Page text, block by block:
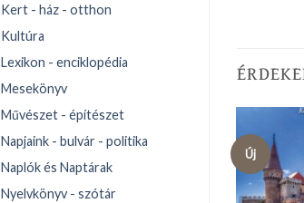
Kert - ház - otthon
Kultúra
Lexikon - enciklopédia
Mesekönyv
Művészet - építészet
Napjaink - bulvár - politika
Naplók és Naptárak
Nyelvkönyv - szótár
Új